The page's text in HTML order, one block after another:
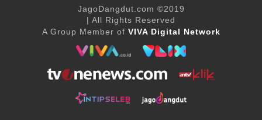
JagoDangdut.com ©2019
| All Rights Reserved
A Group Member of VIVA Digital Network